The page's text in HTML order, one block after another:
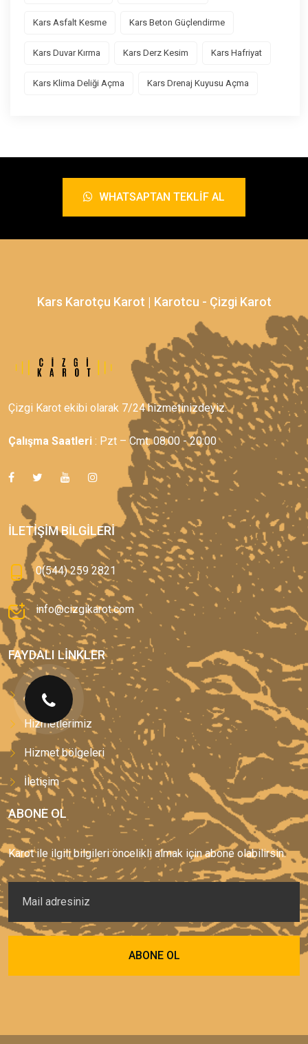
Kars Asfalt Kesme Kars Beton Güçlendirme
Kars Duvar Kırma Kars Derz Kesim Kars Hafriyat
Kars Klima Deliği Açma Kars Drenaj Kuyusu Açma
WHATSAPTAN TEKLIF AL
Kars Karotçu Karot | Karotcu - Çizgi Karot
Çizgi Karot ekibi olarak 7/24 hizmetinizdeyiz.
Çalışma Saatleri : Pzt – Cmt: 08:00 - 20:00
İLETIŞIM BILGILERI
0(544) 259 2821
info@cizgikarot.com
FAYDALI LINKLER
Anasayfa
Hizmetlerimiz
Hizmet bölgeleri
İletişim
ABONE OL
Karot ile ilgili bilgileri öncelikli almak için abone olabilirsin.